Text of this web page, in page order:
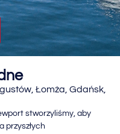
Łomża, Gdańsk,
stworzyliśmy, aby
przyszłych